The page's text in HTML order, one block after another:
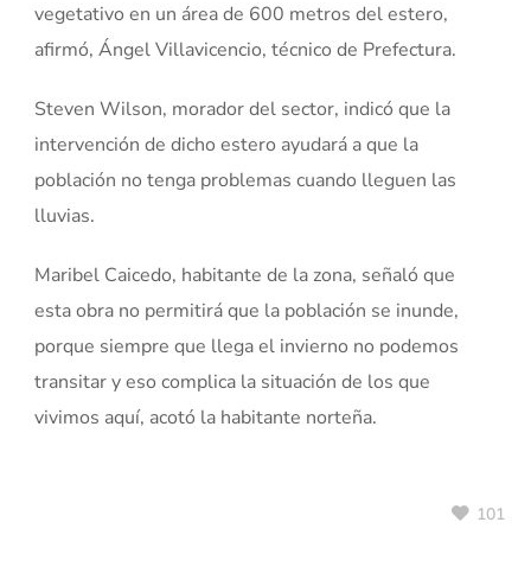
vegetativo en un área de 600 metros del estero,
afirmó, Ángel Villavicencio, técnico de Prefectura.
Steven Wilson, morador del sector, indicó que la
intervención de dicho estero ayudará a que la
población no tenga problemas cuando lleguen las
lluvias.
Maribel Caicedo, habitante de la zona, señaló que
esta obra no permitirá que la población se inunde,
porque siempre que llega el invierno no podemos
transitar y eso complica la situación de los que
vivimos aquí, acotó la habitante norteña.
101